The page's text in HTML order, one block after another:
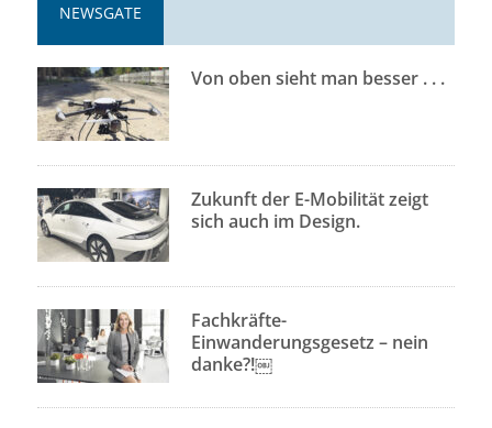
NEWSGATE
Von oben sieht man besser . . .
Zukunft der E-Mobilität zeigt
sich auch im Design.
Fachkräfte-
Einwanderungsgesetz – nein
danke?!￼